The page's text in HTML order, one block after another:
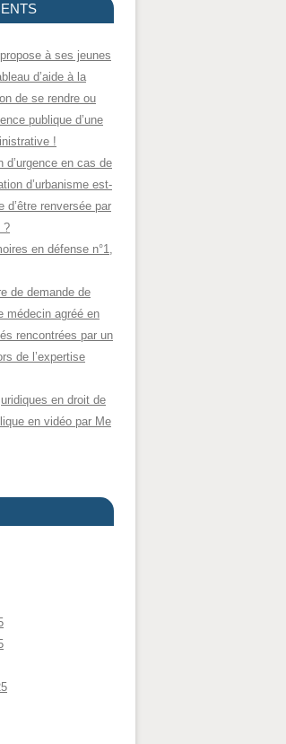
à ses jeunes
d’aide à la
de se rendre ou
publique d’une
!
d’urgence en cas de
d’urbanisme est-
d’être renversée par
?
en défense n°1,
de demande de
médecin agréé en
rencontrées par un
de l’expertise
en droit de
en vidéo par Me